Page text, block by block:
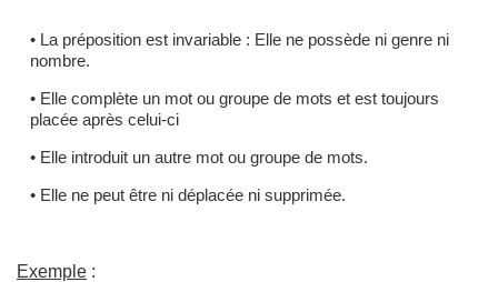
• La préposition est invariable : Elle ne possède ni genre ni
nombre.
• Elle complète un mot ou groupe de mots et est toujours
placée après celui-ci
• Elle introduit un autre mot ou groupe de mots.
• Elle ne peut être ni déplacée ni supprimée.
Exemple :